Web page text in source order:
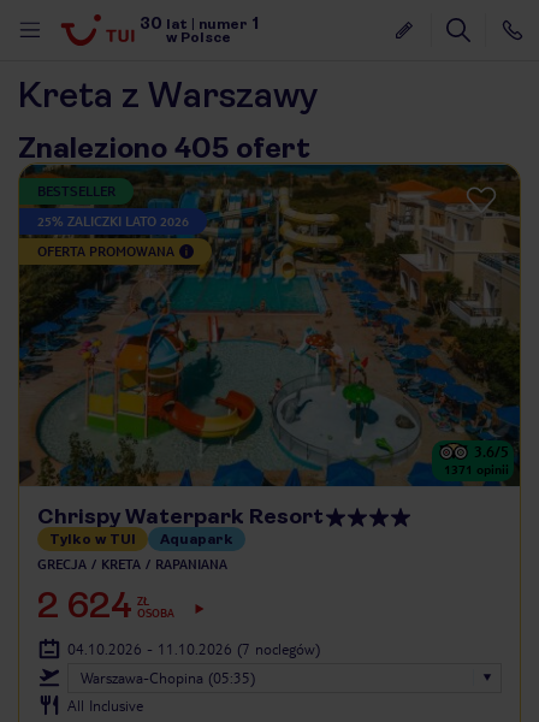
30 lat numer 1
w Polsce
Kreta z Warszawy
Znaleziono 405 ofert
BESTSELLER
25% ZALICZKI LATO 2026
OFERTA PROMOWANA
3.6/5
1371 opinii
Chrispy Waterpark Resort
Tylko w TUI Aquapark
GRECJA KRETA RAPANIANA
2 624 ZŁ
OSOBA
04.10.2026 - 11.10.2026 (7 noclegów)
Warszawa-Chopina (05:35)
All Inclusive